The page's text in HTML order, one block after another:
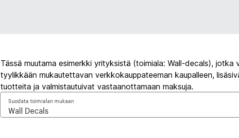
Tässä muutama esimerkki yrityksistä (toimiala: Wall-decals), jotka
tyylikkään mukautettavan verkkokauppateeman kaupalleen,
tuotteita ja valmistautuivat vastaanottamaan maksuja.
Suodata toimialan mukaan